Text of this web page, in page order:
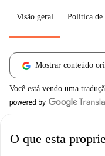
Visão geral Política de
Mostrar conteúdo
Você está vendo uma
O que esta